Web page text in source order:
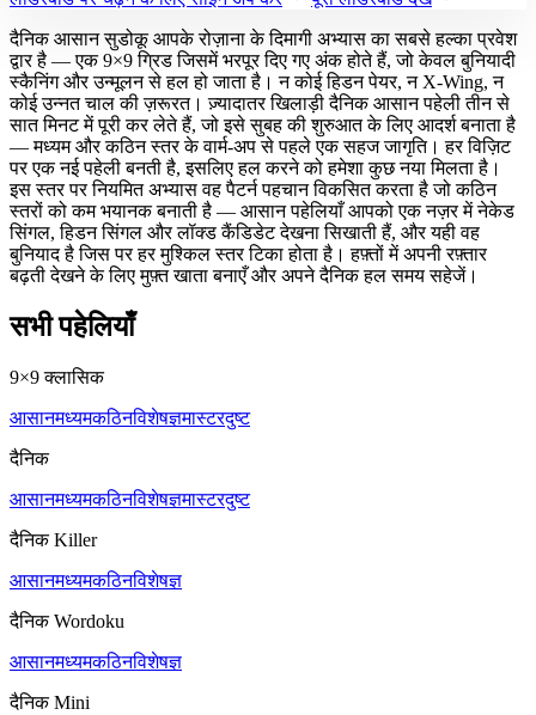
दैनिक आसान सुडोकू आपके रोज़ाना के दिमागी अभ्यास का सबसे हल्का प्रवेश
द्वार है — एक 9×9 ग्रिड जिसमें भरपूर दिए गए अंक होते हैं, जो केवल बुनियादी
स्कैनिंग और उन्मूलन से हल हो जाता है। न कोई हिडन पेयर, न X-Wing, न
कोई उन्नत चाल की ज़रूरत। ज़्यादातर खिलाड़ी दैनिक आसान पहेली तीन से
सात मिनट में पूरी कर लेते हैं, जो इसे सुबह की शुरुआत के लिए आदर्श बनाता है
— मध्यम और कठिन स्तर के वार्म-अप से पहले एक सहज जागृति। हर विज़िट
पर एक नई पहेली बनती है, इसलिए हल करने को हमेशा कुछ नया मिलता है।
इस स्तर पर नियमित अभ्यास वह पैटर्न पहचान विकसित करता है जो कठिन
स्तरों को कम भयानक बनाती है — आसान पहेलियाँ आपको एक नज़र में नेकेड
सिंगल, हिडन सिंगल और लॉक्ड कैंडिडेट देखना सिखाती हैं, और यही वह
बुनियाद है जिस पर हर मुश्किल स्तर टिका होता है। हफ़्तों में अपनी रफ़्तार
बढ़ती देखने के लिए मुफ़्त खाता बनाएँ और अपने दैनिक हल समय सहेजें।
सभी पहेलियाँ
9×9 क्लासिक
आसानमध्यमकठिनविशेषज्ञमास्टरदुष्ट
दैनिक
आसानमध्यमकठिनविशेषज्ञमास्टरदुष्ट
दैनिक Killer
आसानमध्यमकठिनविशेषज्ञ
दैनिक Wordoku
आसानमध्यमकठिनविशेषज्ञ
दैनिक Mini